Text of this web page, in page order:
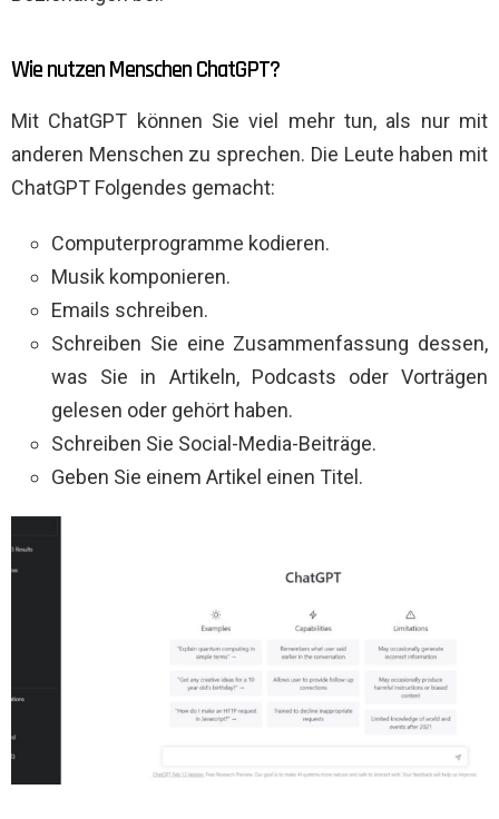
Wie nutzen Menschen ChatGPT?
Mit ChatGPT können Sie viel mehr tun, als nur mit
anderen Menschen zu sprechen. Die Leute haben mit
ChatGPT Folgendes gemacht:
Computerprogramme kodieren.
Musik komponieren.
Emails schreiben.
Schreiben Sie eine Zusammenfassung dessen,
was Sie in Artikeln, Podcasts oder Vorträgen
gelesen oder gehört haben.
Schreiben Sie Social-Media-Beiträge.
Geben Sie einem Artikel einen Titel.